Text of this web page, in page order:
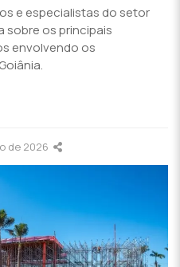
e especialistas do setor
sobre os principais
envolvendo os
de 2026